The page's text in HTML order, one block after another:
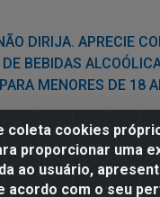
coleta cookies
proporcionar uma
ao usuário,
acordo com o seu
DIRIJA. APRECIE
BEBIDAS
PARA MENORES DE 18
- Avenida
Bayeux/PB - CEP 58.111-
03.775.813/0001-41